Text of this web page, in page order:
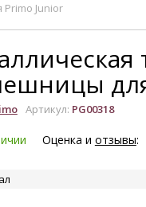
Junior
Артикул: PG00318
Оценка и отзывы: